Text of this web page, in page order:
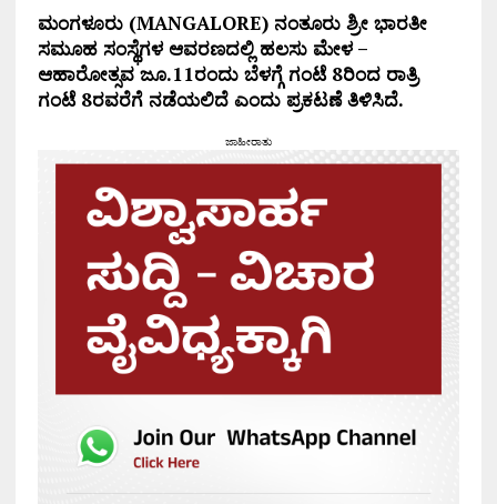
ಮಂಗಳೂರು (MANGALORE) ನಂತೂರು ಶ್ರೀ ಭಾರತೀ
ಸಮೂಹ ಸಂಸ್ಥೆಗಳ ಆವರಣದಲ್ಲಿ ಹಲಸು ಮೇಳ –
ಆಹಾರೋತ್ಸವ ಜೂ.11ರಂದು ಬೆಳಗ್ಗೆ ಗಂಟೆ 8ರಿಂದ ರಾತ್ರಿ
ಗಂಟೆ 8ರವರೆಗೆ ನಡೆಯಲಿದೆ ಎಂದು ಪ್ರಕಟಣೆ ತಿಳಿಸಿದೆ.
ಜಾಹೀರಾತು